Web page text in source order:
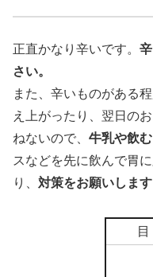
正直かなり辛いです。
さい。
また、辛いものがある
え上がったり、翌日の
ねないので、 牛乳や飲
スなどを先に飲んで胃に
り、 対策をお願いします